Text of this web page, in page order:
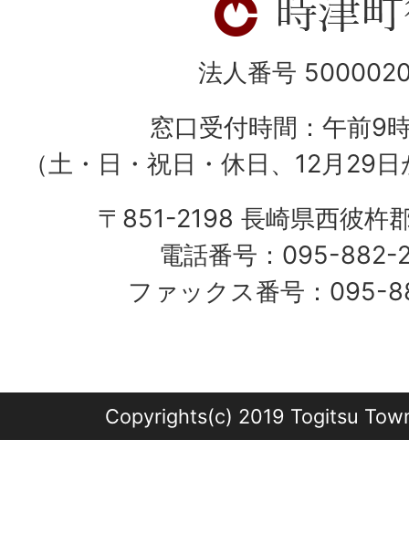
法人番号
窓口受付時間：午前9
（土・日・祝日・休日、12月29
〒851-2198 長崎県西彼杵
電話番号：095-
ファックス番号：095-
Copyrights(c) 2019 Togitsu